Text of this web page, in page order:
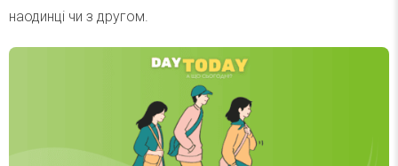
наодинці чи з другом.